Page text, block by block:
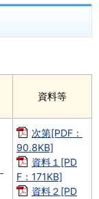
資料等
次第[PDF：
90.8KB]
資料１[PD
F：171KB]
資料２[PD